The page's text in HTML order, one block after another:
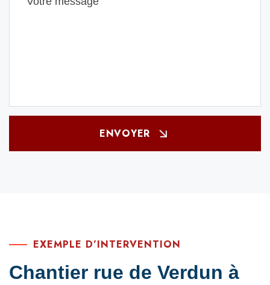
ENVOYER
EXEMPLE D’INTERVENTION
Chantier rue de Verdun à